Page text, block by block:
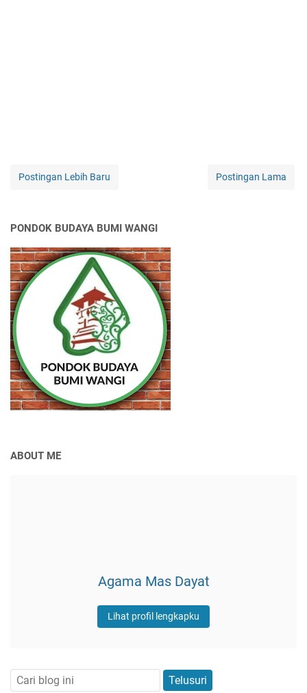
Postingan Lebih Baru Postingan Lama
PONDOK BUDAYA BUMI WANGI
ABOUT ME
Agama Mas Dayat
Lihat profil lengkapku